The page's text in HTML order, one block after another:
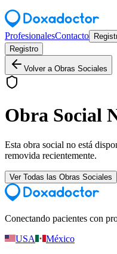
ProfesionalesContacto
Registro
Volver a Obras Sociales
Obra Social
Esta obra social no está
removida recientemente.
Ver Todas las Obras Sociales
Conectando pacientes con
USA
México